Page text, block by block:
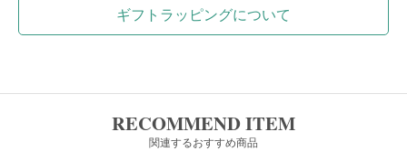
ギフトラッピングについて
RECOMMEND ITEM
関連するおすすめ商品